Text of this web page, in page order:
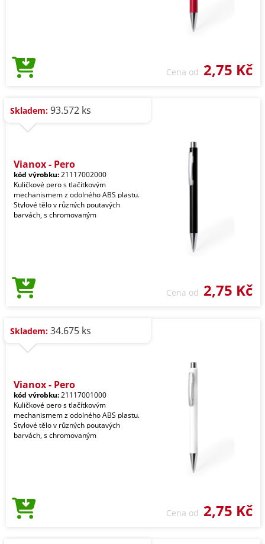
Cena od 2,75 Kč
Skladem: 93.572 ks
Vianox - Pero
kód výrobku:21117002000
Kuličkové pero s tlačítkovým
mechanismem z odolného ABS plastu.
Stylové tělo v různých poutavých
barvách, s chromovaným
Cena od 2,75 Kč
Skladem: 34.675 ks
Vianox - Pero
kód výrobku:21117001000
Kuličkové pero s tlačítkovým
mechanismem z odolného ABS plastu.
Stylové tělo v různých poutavých
barvách, s chromovaným
Cena od 2,75 Kč